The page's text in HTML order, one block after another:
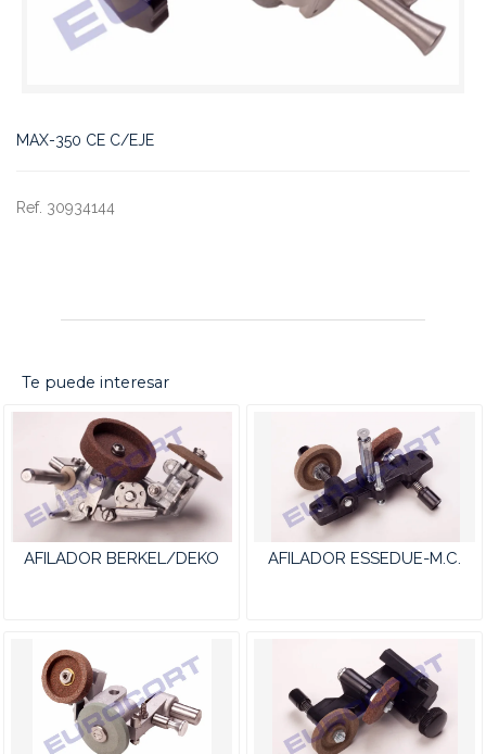
MAX-350 CE C/EJE
Ref. 30934144
Te puede interesar
AFILADOR BERKEL/DEKO AFILADOR ESSEDUE-M.C.